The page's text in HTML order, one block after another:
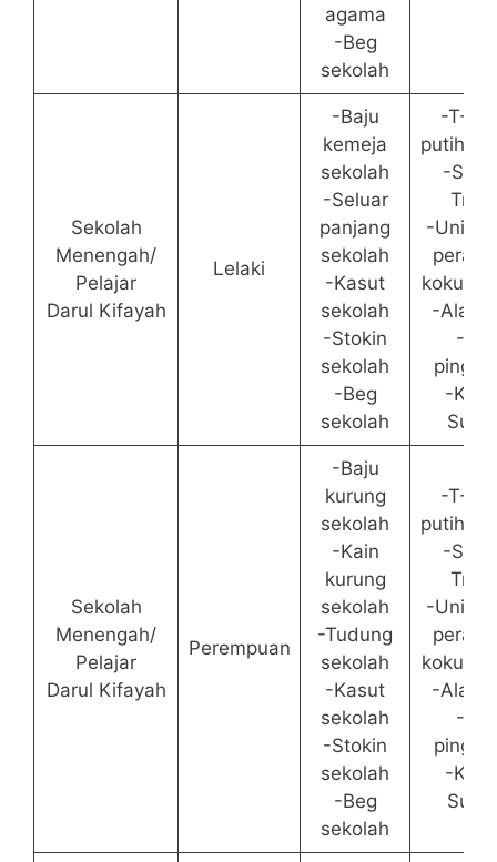
agama
-Beg
sekolah
Sekolah
Menengah/
Pelajar
Darul Kifayah
Lelaki
-Baju
kemeja
sekolah
-Seluar
panjang
sekolah
-Kasut
sekolah
-Stokin
sekolah
-Beg
sekolah
-T-
putih/
-
-
-Alat
-Tali
-
Sekolah
Menengah/
Pelajar
Darul Kifayah
Perempuan
-Baju
kurung
sekolah
-Kain
kurung
sekolah
-Tudung
sekolah
-Kasut
sekolah
-Stokin
sekolah
-Beg
sekolah
-T-
putih/
-
-
-Alat
-Tali
-